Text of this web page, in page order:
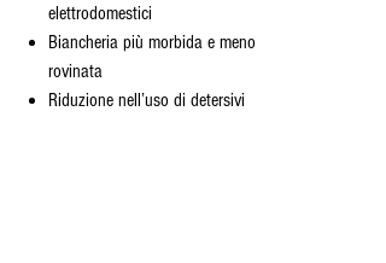
elettrodomestici
Biancheria più morbida e meno
rovinata
Riduzione nell’uso di detersivi